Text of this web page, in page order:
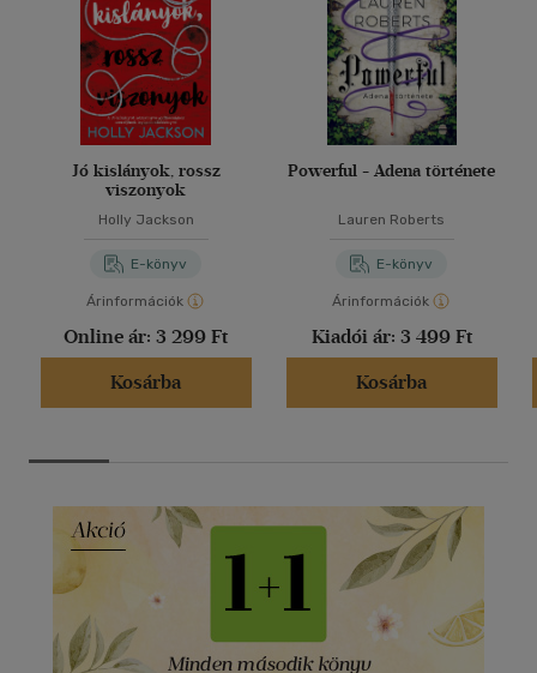
Jó kislányok, rossz
viszonyok
Holly Jackson
E-könyv
Árinformációk
Online ár: 3 299 Ft
Kosárba
Powerful - Adena története
Lauren Roberts
E-könyv
Árinformációk
Kiadói ár: 3 499 Ft
Kosárba